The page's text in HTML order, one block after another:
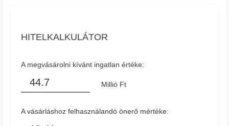
HITELKALKULÁTOR
A megvásárolni kívánt ingatlan értéke:
Millió Ft
A vásárláshoz felhasználandó önerő mértéke: